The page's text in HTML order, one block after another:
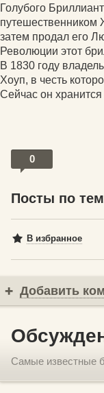
Голубого
путешественником
затем продал его
Революции этот
В 1830 году
Хоуп, в честь
Сейчас он
0
Посты по
В избранное
Добавить
Самые известные